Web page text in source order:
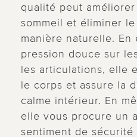
qualité peut
sommeil et éliminer
manière naturelle. En
pression douce sur
les articulations, elle
le corps et assure la
calme intérieur. En
elle vous procure un
sentiment de sécurité